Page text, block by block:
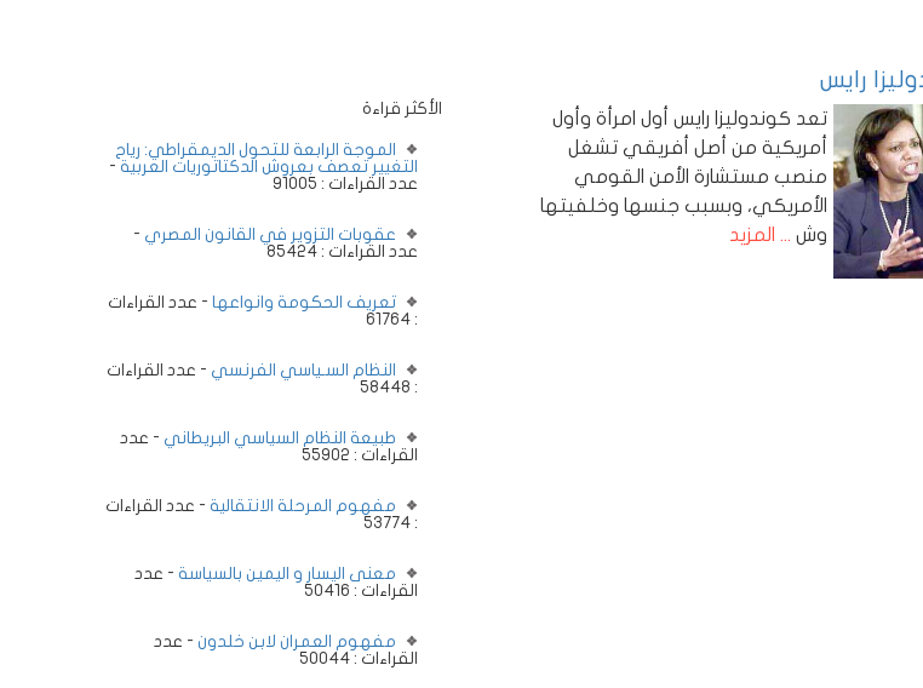
رايس
تعد كوندوليزا رايس أول امرأة وأول
أمريكية من أصل أفريقي تشغل
منصب مستشارة الأمن القومي
الأمريكي، وبسبب جنسها وخلفيتها
وش ... المزيد
الأكثر قراءة
الموجة الرابعة للتحول الديمقراطي: رياح
التغيير تعصف بعروش الدكتاتوريات العربية -
عدد القراءات : 91005
عقوبات التزوير في القانون المصري -
عدد القراءات : 85424
تعريف الحكومة وانواعها - عدد القراءات
: 61764
النظام السـياسي الفرنسي - عدد القراءات
: 58448
طبيعة النظام السياسي البريطاني - عدد
القراءات : 55902
مفهوم المرحلة الانتقالية - عدد القراءات
: 53774
معنى اليسار و اليمين بالسياسة - عدد
القراءات : 50416
مفهوم العمران لابن خلدون - عدد
القراءات : 50044